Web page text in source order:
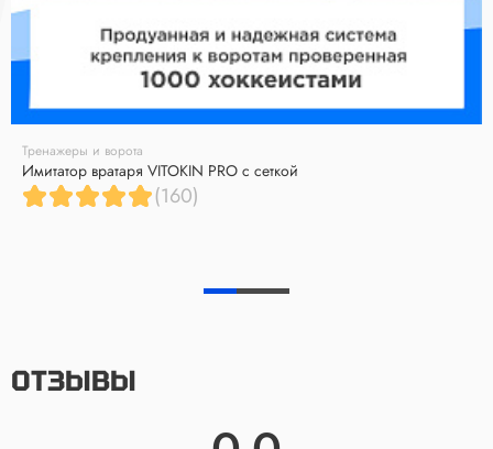
Тренажеры и ворота
Имитатор вратаря VITOKIN PRO с сеткой
(160)
ОТЗЫВЫ